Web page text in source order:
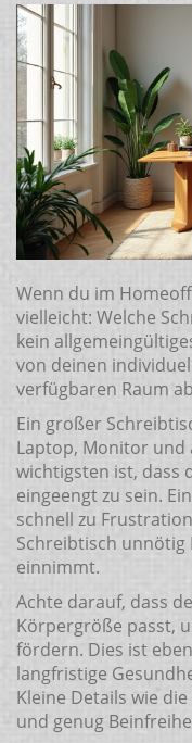
Wenn du im
vielleicht: Welche
kein
von deinen
verfügbaren Raum
Ein großer
Laptop, Monitor und
wichtigsten ist, dass
eingeengt zu sein.
schnell zu
Schreibtisch unnötig
einnimmt.
Achte darauf, dass
Körpergröße passt,
fördern. Dies ist
langfristige
Kleine Details wie
und genug